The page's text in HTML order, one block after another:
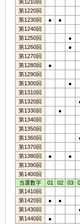
第1210回
第1220回
第1230回
● ●
第1240回
第1250回
●
第1260回
●
第1270回
第1280回
●
第1290回
第1300回
●
第1310回
第1320回
第1330回
●
第1340回
第1350回
第1360回
第1370回
第1380回
●
●
第1390回
第1400回
当選数字
01 02 03
第1410回
第1420回
● ●
第1430回
第1440回
●